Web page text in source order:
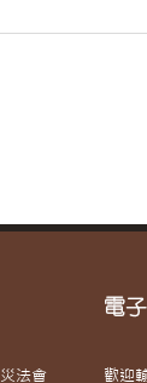
法會
電
歡迎